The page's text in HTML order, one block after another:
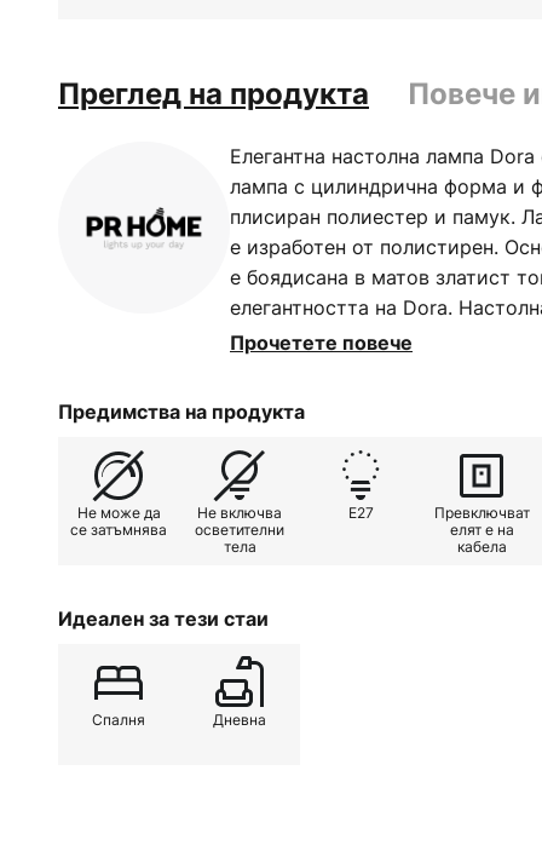
Преглед на продукта Повече
Елегантна настолна лампа
лампа с цилиндрична форма и
плисиран полиестер и памук.
е изработен от полистирен.
е боядисана в матов златист
елегантността на Dora.
текстилен кабел с дължина 1,5
Прочетете повече
Предимства на продукта
Не може да
се затъмнява
Не включва
осветителни
тела
E27
Превключват
елят е на
кабела
Идеален за тези стаи
Спалня Дневна